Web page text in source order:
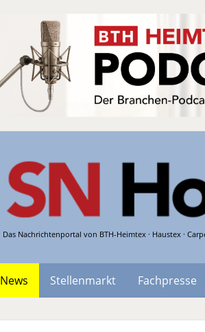
Das Nachrichtenportal von BTH-Heimtex · Haustex ·
News Stellenmarkt Fachpresse